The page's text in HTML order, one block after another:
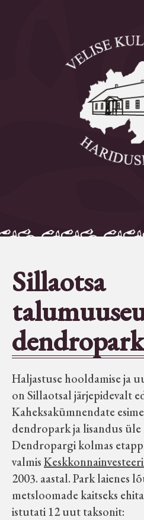
Avaleht
Aleksei Parnabas
Sillaotsa
Seltsid-ühingud
Aiandus
Tuletõrje
Õpperada
Muud koduloolist
Märjamaa
elanike nimekirjad
15.12.1938
Sillaotsa
Haljastuse hooldamise ja
on Sillaotsal järjepidevalt
Kaheksakümnendate
dendropark ja lisandus
Dendropargi kolmas etapp
valmis
2003. aastal. Park laienes
metsloomade kaitseks
istutati 12 uut taksonit: